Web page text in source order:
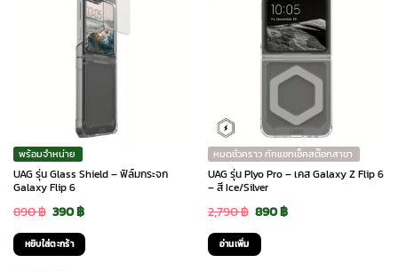
พร้อมจำหน่าย
UAG รุ่น Glass Shield – ฟิล์มกระจก
Galaxy Flip 6
890฿ Original
price
was:
390฿Current
price
หยิบใส่ตะกร้า
หมดชั่วคราว ทักแชทเช็คสต๊อกสาขา
UAG รุ่น Plyo Pro – เคส Galaxy Z Flip 6
– สี Ice/Silver
2,790฿ Original
price
was:
890฿Current
อ่านเพิ่ม